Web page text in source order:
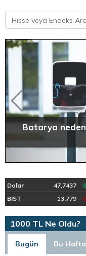
Batarya
Dolar 47,7437
BIST
13.779 -
1000 TL Ne Oldu?
Bugün Bu Hafta